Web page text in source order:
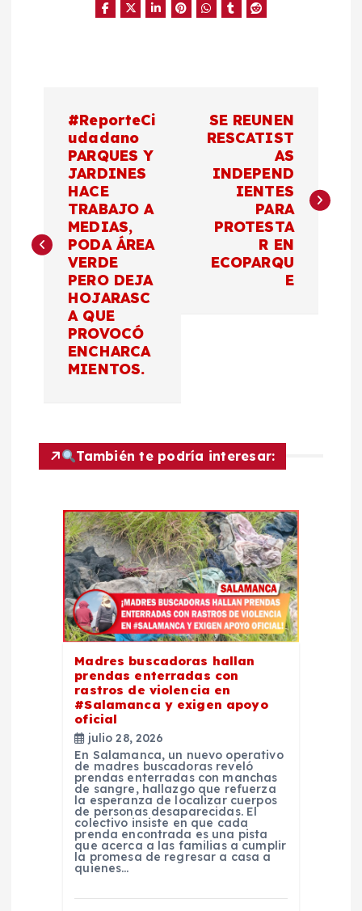
e
g
n
#ReporteCi
udadano
PARQUES Y
JARDINES
HACE
TRABAJO A
MEDIAS,
PODA ÁREA
VERDE
PERO DEJA
HOJARASC
A QUE
PROVOCÓ
ENCHARCA
MIENTOS.
SE REUNEN
RESCATIST
AS
INDEPEND
IENTES
PARA
PROTESTA
R EN
ECOPARQU
E
También te podría interesar:
Madres buscadoras hallan
prendas enterradas con
rastros de violencia en
#Salamanca y exigen apoyo
oficial
julio 28, 2026
En Salamanca, un nuevo operativo
de madres buscadoras reveló
prendas enterradas con manchas
de sangre, hallazgo que refuerza
la esperanza de localizar cuerpos
de personas desaparecidas. El
colectivo insiste en que cada
prenda encontrada es una pista
que acerca a las familias a cumplir
la promesa de regresar a casa a
quienes…